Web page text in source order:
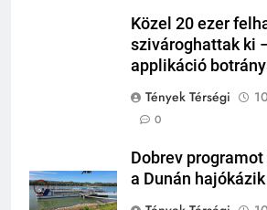
Közel 20 ezer
szivároghattak ki
applikáció
Tények Térségi
0
Dobrev
a Dunán hajókázik